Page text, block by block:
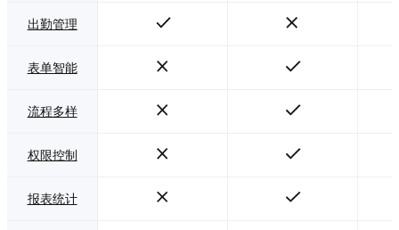
出勤管理
表单智能
流程多样
权限控制
报表统计